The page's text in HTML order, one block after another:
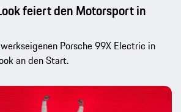
feiert den Motorsport in
Porsche 99X Electric in
an den Start.